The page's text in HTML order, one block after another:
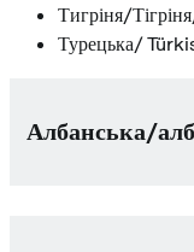
Тигріня/
Турецька/
Албанська/